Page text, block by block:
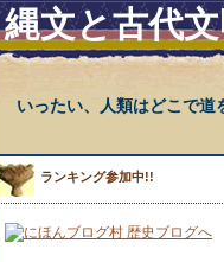
縄文と古代
いったい、人類はどこで道
ランキング参加中!!